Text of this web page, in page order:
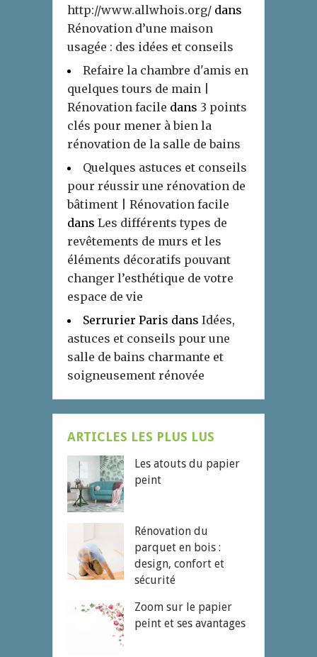
http://www.allwhois.org/ dans
Rénovation d’une maison
usagée : des idées et conseils
Refaire la chambre d'amis en
quelques tours de main |
Rénovation facile dans 3 points
clés pour mener à bien la
rénovation de la salle de bains
Quelques astuces et conseils
pour réussir une rénovation de
bâtiment | Rénovation facile
dans Les différents types de
revêtements de murs et les
éléments décoratifs pouvant
changer l’esthétique de votre
espace de vie
Serrurier Paris dans Idées,
astuces et conseils pour une
salle de bains charmante et
soigneusement rénovée
ARTICLES LES PLUS LUS
Les atouts du papier
peint
Rénovation du
parquet en bois :
design, confort et
sécurité
Zoom sur le papier
peint et ses avantages